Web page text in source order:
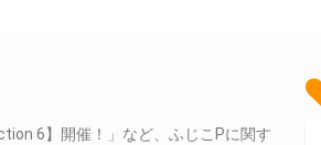
6】開催！」など、ふじこPに関す